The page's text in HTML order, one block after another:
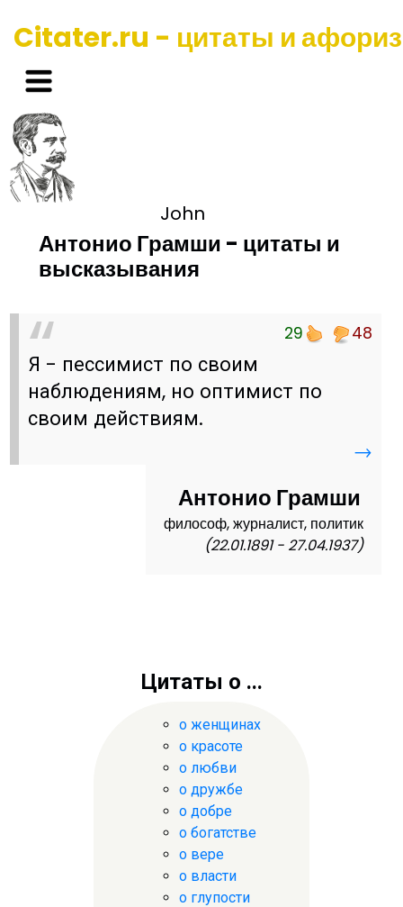
Citater.ru - цитаты и
John
Антонио Грамши - цитаты и
высказывания
29 48
Я - пессимист по своим
наблюдениям, но оптимист по
своим действиям.
→
Антонио Грамши
философ, журналист, политик
(22.01.1891 - 27.04.1937)
Цитаты о ...
о женщинах
о красоте
о любви
о дружбе
о добре
о богатстве
о вере
о власти
о глупости